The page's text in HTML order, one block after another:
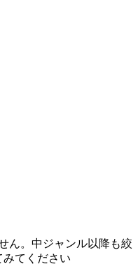
ん。中ジャンル以降も絞
みてください